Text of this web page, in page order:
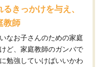
きっかけを与え、
教師
なお子さんのための家庭
ど、家庭教師のガンバで
勉強していけばいいかわ